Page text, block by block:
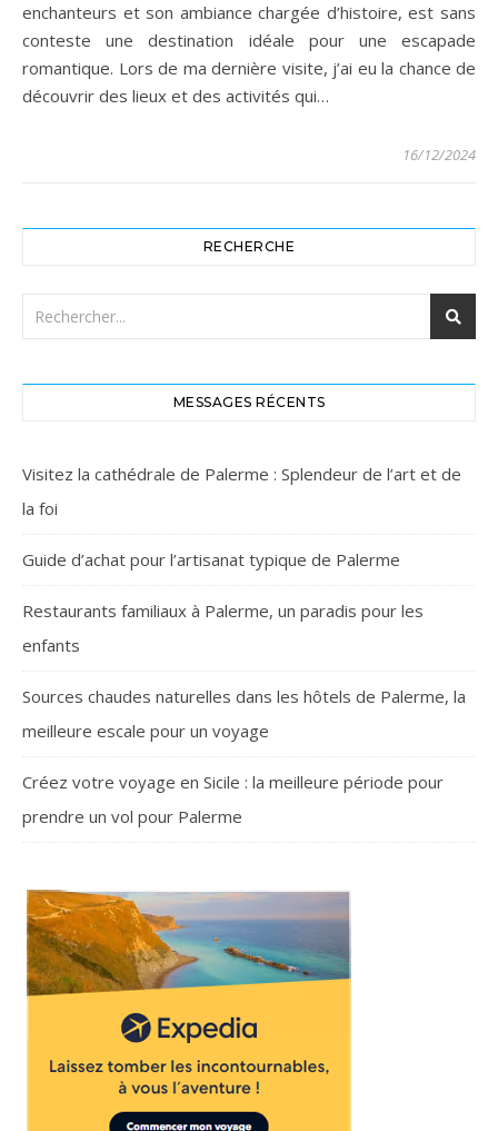
enchanteurs et son ambiance chargée d’histoire, est sans
conteste une destination idéale pour une escapade
romantique. Lors de ma dernière visite, j’ai eu la chance de
découvrir des lieux et des activités qui…
16/12/2024
RECHERCHE
MESSAGES RÉCENTS
Visitez la cathédrale de Palerme : Splendeur de l’art et de
la foi
Guide d’achat pour l’artisanat typique de Palerme
Restaurants familiaux à Palerme, un paradis pour les
enfants
Sources chaudes naturelles dans les hôtels de Palerme, la
meilleure escale pour un voyage
Créez votre voyage en Sicile : la meilleure période pour
prendre un vol pour Palerme